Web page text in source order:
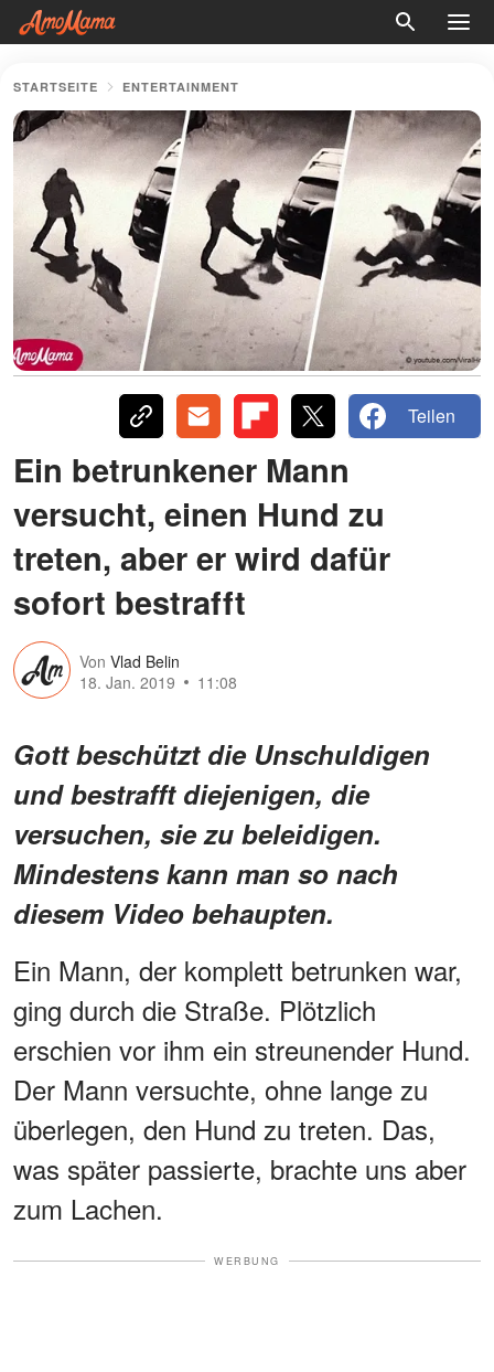
STARTSEITE ENTERTAINMENT
Teilen
Ein betrunkener Mann
versucht, einen Hund zu
treten, aber er wird dafür
sofort bestrafft
Von Vlad Belin
18. Jan. 2019
11:08
Gott beschützt die Unschuldigen
und bestrafft diejenigen, die
versuchen, sie zu beleidigen.
Mindestens kann man so nach
diesem Video behaupten.
Ein Mann, der komplett betrunken war,
ging durch die Straße. Plötzlich
erschien vor ihm ein streunender Hund.
Der Mann versuchte, ohne lange zu
überlegen, den Hund zu treten. Das,
was später passierte, brachte uns aber
zum Lachen.
WERBUNG